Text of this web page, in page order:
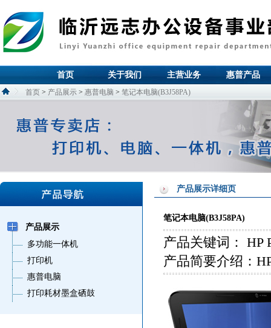
首页 关于我们 主营业务 惠普产品
首页 > 产品展示 > 惠普电脑 > 笔记本电脑(B3J58PA)
产品展示
多功能一体机
打印机
惠普电脑
打印耗材墨盒硒鼓
产品展示详细页
笔记本电脑(B3J58PA)
产品关键词： HP
产品简要介绍：